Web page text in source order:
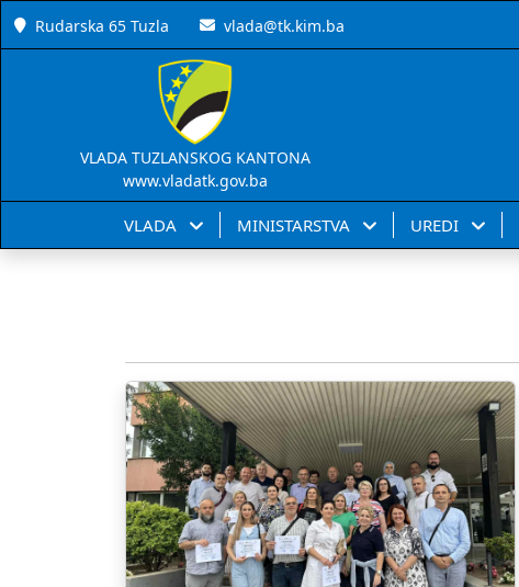
Rudarska 65 Tuzla vlada@tk.kim.ba
VLADA TUZLANSKOG KANTONA
www.vladatk.gov.ba
VLADA MINISTARSTVA UREDI